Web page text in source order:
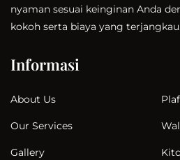
nyaman sesuai keinginan Anda
kokoh serta biaya yang
Informasi
About Us
Our Services
Gallery